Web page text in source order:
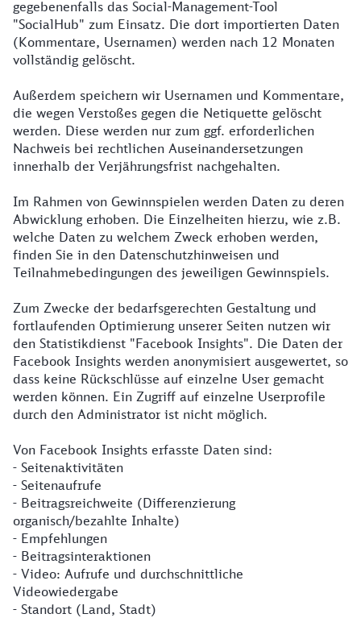
gegebenenfalls das Social-Management-Tool
"SocialHub" zum Einsatz. Die dort importierten Daten
(Kommentare, Usernamen) werden nach 12 Monaten
vollständig gelöscht.
Außerdem speichern wir Usernamen und Kommentare,
die wegen Verstoßes gegen die Netiquette gelöscht
werden. Diese werden nur zum ggf. erforderlichen
Nachweis bei rechtlichen Auseinandersetzungen
innerhalb der Verjährungsfrist nachgehalten.
Im Rahmen von Gewinnspielen werden Daten zu deren
Abwicklung erhoben. Die Einzelheiten hierzu, wie z.B.
welche Daten zu welchem Zweck erhoben werden,
finden Sie in den Datenschutzhinweisen und
Teilnahmebedingungen des jeweiligen Gewinnspiels.
Zum Zwecke der bedarfsgerechten Gestaltung und
fortlaufenden Optimierung unserer Seiten nutzen wir
den Statistikdienst "Facebook Insights". Die Daten der
Facebook Insights werden anonymisiert ausgewertet, so
dass keine Rückschlüsse auf einzelne User gemacht
werden können. Ein Zugriff auf einzelne Userprofile
durch den Administrator ist nicht möglich.
Von Facebook Insights erfasste Daten sind:
- Seitenaktivitäten
- Seitenaufrufe
- Beitragsreichweite (Differenzierung
organisch/bezahlte Inhalte)
- Empfehlungen
- Beitragsinteraktionen
- Video: Aufrufe und durchschnittliche
Videowiedergabe
- Standort (Land, Stadt)